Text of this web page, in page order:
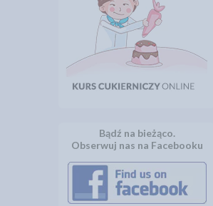
Bądź na bieżąco.
Obserwuj nas na Facebooku